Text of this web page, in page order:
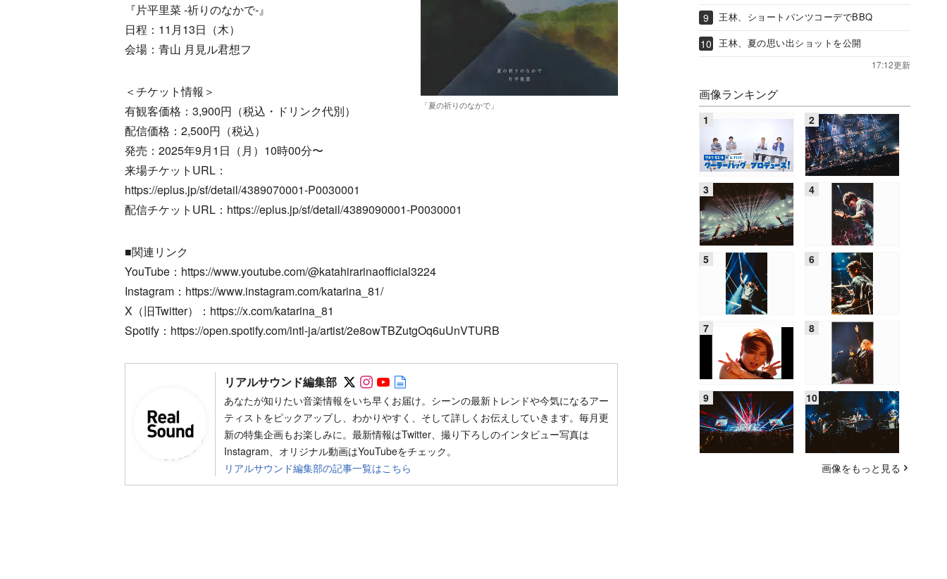
「夏の祈りのなかで」
『片平里菜 -祈りのなかで-』
日程：11月13日（木）
会場：青山 月見ル君想フ
＜チケット情報＞
有観客価格：3,900円（税込・ドリンク代別）
配信価格：2,500円（税込）
発売：2025年9月1日（月）10時00分〜
来場チケットURL：
https://eplus.jp/sf/detail/4389070001-P0030001
配信チケットURL：https://eplus.jp/sf/detail/4389090001-P0030001
■関連リンク
YouTube：https://www.youtube.com/@katahirarinaofficial3224
Instagram：https://www.instagram.com/katarina_81/
X（旧Twitter）：https://x.com/katarina_81
Spotify：https://open.spotify.com/intl-ja/artist/2e8owTBZutgOq6uUnVTURB
リアルサウンド編集部 Follow on SNS
Follow on SNS
Follow on SNS
あなたが知りたい音楽情報をいち早くお届け。シーンの最新トレンドや今気になるアー
ティストをピックアップし、わかりやすく、そして詳しくお伝えしていきます。毎月更
新の特集企画もお楽しみに。最新情報はTwitter、撮り下ろしのインタビュー写真は
Instagram、オリジナル動画はYouTubeをチェック。
リアルサウンド編集部の記事一覧はこちら
王林、ショートパンツコーデでBBQ
王林、夏の思い出ショットを公開
17:12更新
画像ランキング
画像をもっと見る